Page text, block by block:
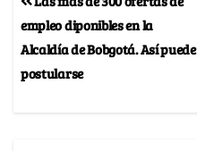
empleo diponibles en la
Alcaldía de Bobgotá. Así puede
postularse